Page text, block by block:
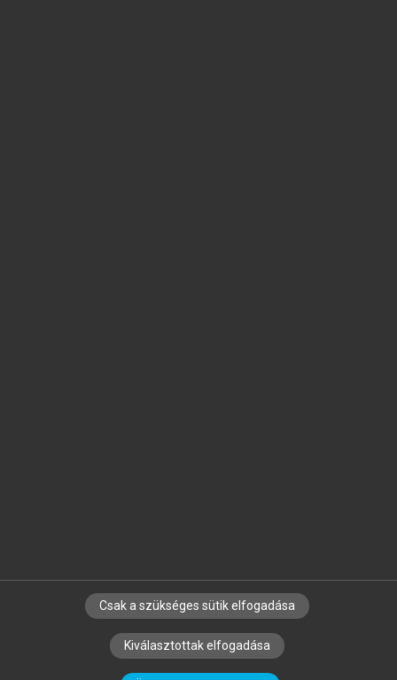
SZERZŐKNEK CÉGEKNEK KÖNYVTÁROSOKNAK
SZERKESZTÉSI ÉS LEKTORÁLÁSI ALAPELVEK
Csak a szükséges sütik elfogadása
Kiválasztottak elfogadása